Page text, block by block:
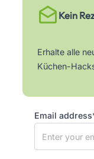
Kein
Erhalte alle
Küchen-
Email